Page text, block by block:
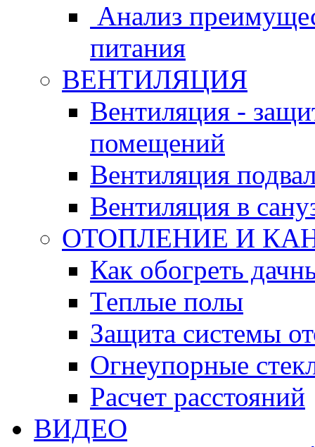
Анализ
питания
ВЕНТИЛЯЦИЯ
Вентиляция -
помещений
Вентиляция
Вентиляция в
ОТОПЛЕНИЕ И
Как обогреть
Теплые полы
Защита системы
Огнеупорные
Расчет расстояний
ВИДЕО